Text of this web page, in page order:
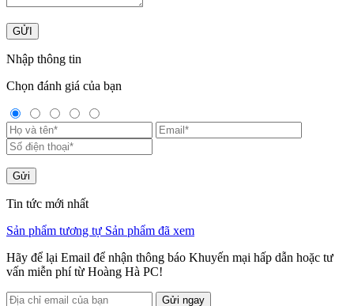
GỬI
Nhập thông tin
Chọn đánh giá của bạn
Gửi
Tin tức mới nhất
Sản phẩm tương tự Sản phẩm đã xem
Hãy để lại Email để nhận thông báo Khuyến mại hấp dẫn hoặc tư
vấn miễn phí từ Hoàng Hà PC!
Gửi ngay